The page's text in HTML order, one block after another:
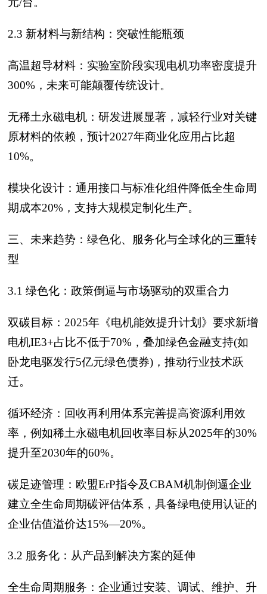
2.3 新材料与新结构：突破性能瓶颈
高温超导材料：实验室阶段实现电机功率密度提升
300%，未来可能颠覆传统设计。
无稀土永磁电机：研发进展显著，减轻行业对关键
原材料的依赖，预计2027年商业化应用占比超
10%。
模块化设计：通用接口与标准化组件降低全生命周
期成本20%，支持大规模定制化生产。
三、未来趋势：绿色化、服务化与全球化的三重转
型
3.1 绿色化：政策倒逼与市场驱动的双重合力
双碳目标：2025年《电机能效提升计划》要求新增
电机IE3+占比不低于70%，叠加绿色金融支持(如
卧龙电驱发行5亿元绿色债券)，推动行业技术跃
迁。
循环经济：回收再利用体系完善提高资源利用效
率，例如稀土永磁电机回收率目标从2025年的30%
提升至2030年的60%。
碳足迹管理：欧盟ErP指令及CBAM机制倒逼企业
建立全生命周期碳评估体系，具备绿电使用认证的
企业估值溢价达15%—20%。
3.2 服务化：从产品到解决方案的延伸
全生命周期服务：企业通过安装、调试、维护、升